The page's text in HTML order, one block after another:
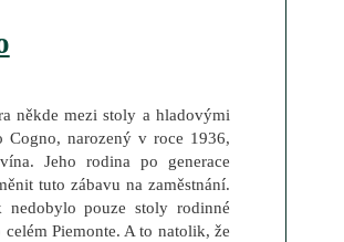
někde mezi stoly a hladovými
narozený v roce 1936,
Jeho rodina po generace
tuto zábavu na zaměstnání.
pouze stoly rodinné
Piemonte. A to natolik, že